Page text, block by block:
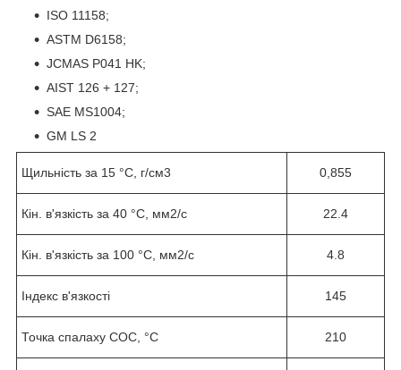
ISO 11158;
ASTM D6158;
JCMAS P041 HK;
AIST 126 + 127;
SAE MS1004;
GM LS 2
Щильність за 15 °C, г/см3 0,855
Кін. в'язкість за 40 °C, мм2/с 22.4
Кін. в'язкість за 100 °C, мм2/с 4.8
Індекс в'язкості 145
Точка спалаху COC, °C 210